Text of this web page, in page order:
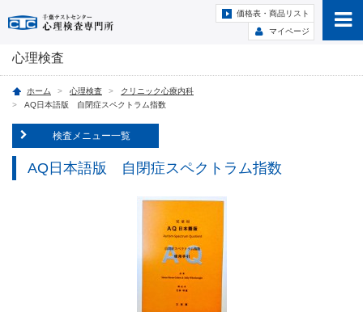
価格表・商品リスト
マイページ
心理検査
ホーム 心理検査
クリニック心療内科
AQ日本語版 自閉症スペクトラム指数
検査メニュー一覧
AQ日本語版 自閉症スペクトラム指数